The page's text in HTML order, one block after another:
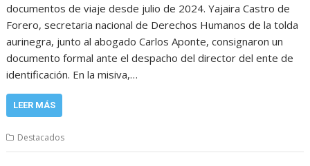
documentos de viaje desde julio de 2024. Yajaira Castro de
Forero, secretaria nacional de Derechos Humanos de la tolda
aurinegra, junto al abogado Carlos Aponte, consignaron un
documento formal ante el despacho del director del ente de
identificación. En la misiva,…
LEER MÁS
Destacados